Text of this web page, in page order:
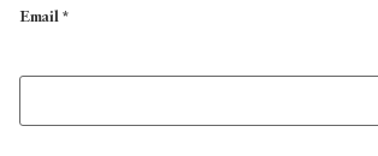
Email*